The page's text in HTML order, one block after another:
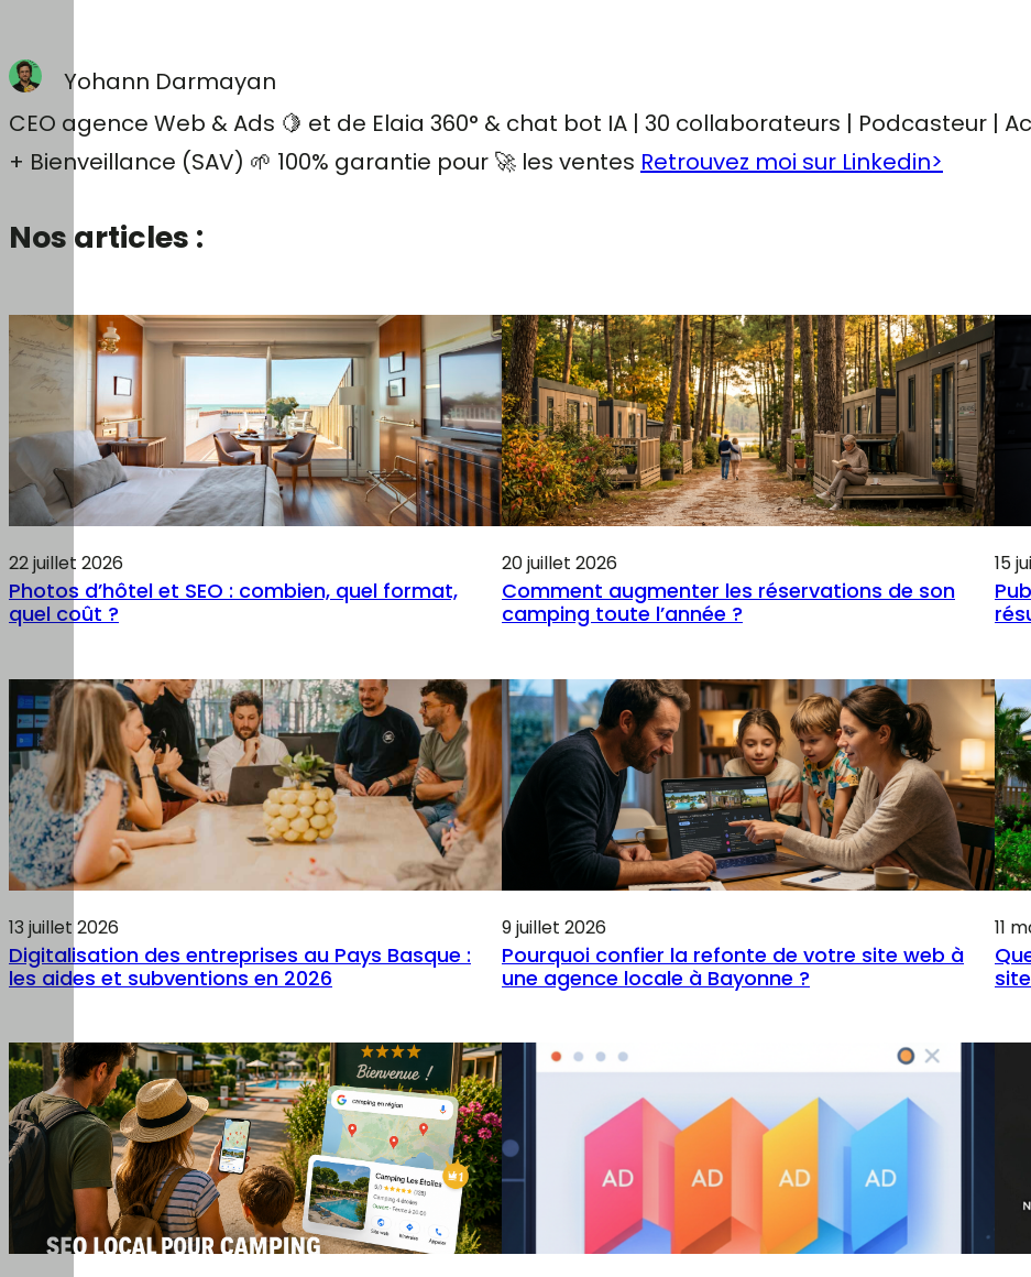
Yohann Darmayan
CEO agence Web & Ads 🍋 et de Elaia 360° & chat bot IA | 30 collaborateurs | Podcasteur |
+ Bienveillance (SAV) 🌱 100% garantie pour 🚀 les ventes Retrouvez moi sur Linkedin>
Nos articles :
22 juillet 2026
Photos d’hôtel et SEO : combien, quel format,
quel coût ?
20 juillet 2026
Comment augmenter les réservations de son
camping toute l’année ?
15
13 juillet 2026
Digitalisation des entreprises au Pays Basque :
les aides et subventions en 2026
9 juillet 2026
Pourquoi confier la refonte de votre site web à
une agence locale à Bayonne ?
11